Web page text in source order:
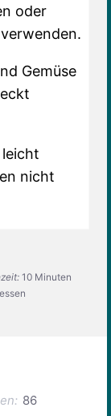
oder
Gemüse
nicht
10 Minuten
86